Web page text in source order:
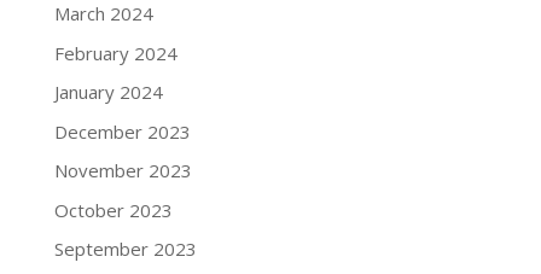
March 2024
February 2024
January 2024
December 2023
November 2023
October 2023
September 2023